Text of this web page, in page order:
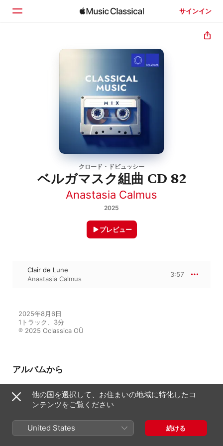
サインイン
クロード・ドビュッシー
ベルガマスク組曲 CD 82
Anastasia Calmus
2025
プレビュー
Clair de Lune
Anastasia Calmus
3:57
2025年8月6日
1トラック、3分
℗ 2025 Oclassica OÜ
アルバムから
Classical Music Mix
V.A.
他の国を選択して、お住まいの地域に特化したコ
ンテンツをご覧ください
United States 続ける